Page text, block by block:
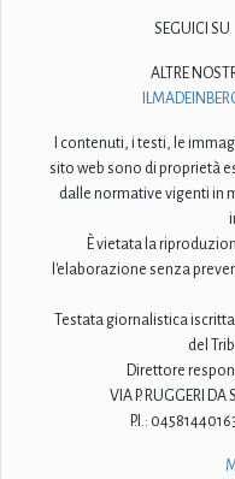
SEGUICI SU
ALTRE
I contenuti, i testi, le
sito web sono di proprietà
dalle normative vigenti in
È vietata la
l'elaborazione senza
Testata giornalistica
del
Direttore
VIA P. RUGGERI DA
P.I.: